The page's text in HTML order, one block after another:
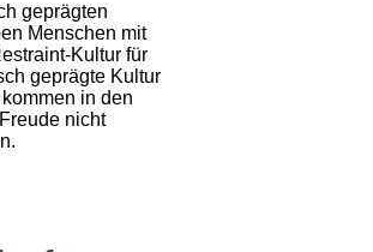
geprägten
Menschen mit
Kultur für
geprägte Kultur
in den
nicht